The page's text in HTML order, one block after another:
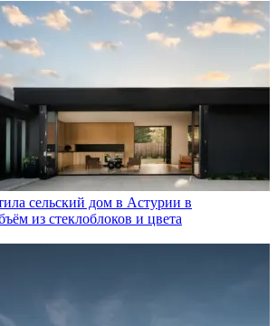
сельский дом в Астурии в
из стеклоблоков и цвета